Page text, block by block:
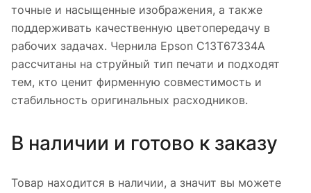
точные и насыщенные изображения, а также
поддерживать качественную цветопередачу в
рабочих задачах. Чернила Epson C13T67334A
рассчитаны на струйный тип печати и подходят
тем, кто ценит фирменную совместимость и
стабильность оригинальных расходников.
В наличии и готово к заказу
Товар находится в наличии, а значит вы можете